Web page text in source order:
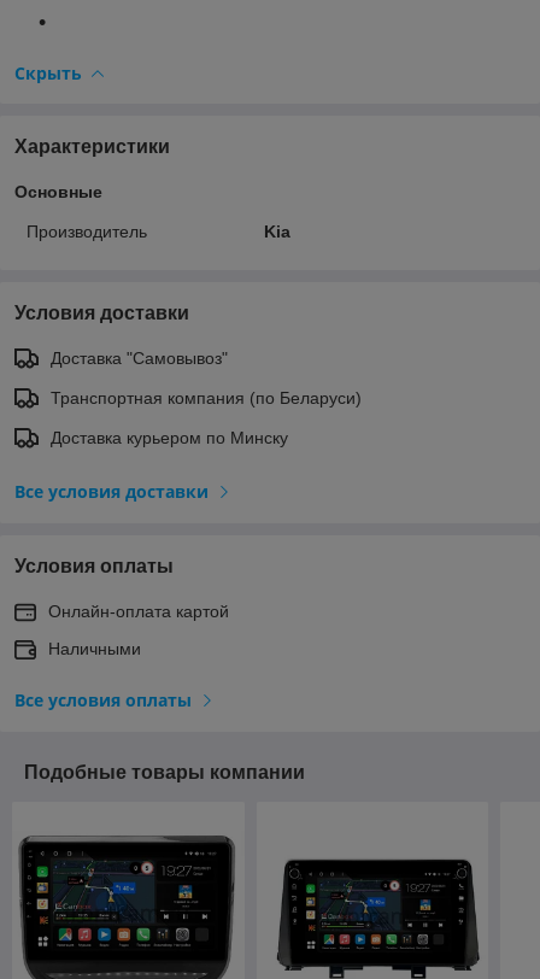
Скрыть
Характеристики
Основные
Производитель Kia
Условия доставки
Доставка "Самовывоз"
Транспортная компания (по Беларуси)
Доставка курьером по Минску
Все условия доставки
Условия оплаты
Онлайн-оплата картой
Наличными
Все условия оплаты
Подобные товары компании